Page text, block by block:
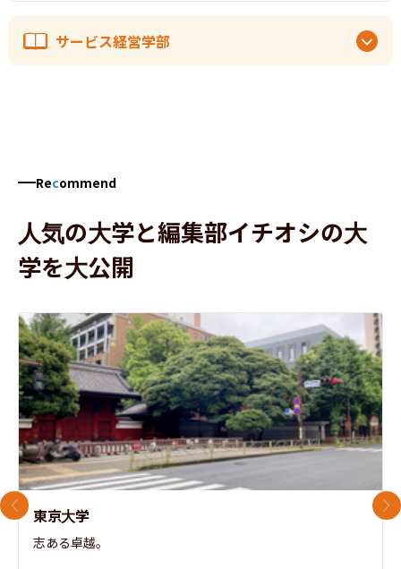
サービス経営学部
Recommend
人気の大学と編集部イチオシの大
学を大公開
東京大学
志ある卓越。
前のスライド 次